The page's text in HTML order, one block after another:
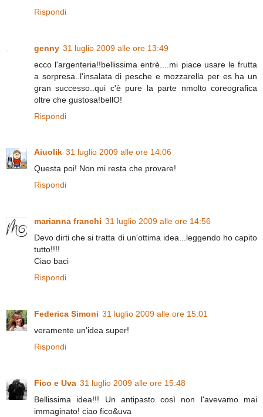
Rispondi
genny 31 luglio 2009 alle ore 13:49
ecco l'argenteria!!bellissima entrè....mi piace usare le frutta
a sorpresa..l'insalata di pesche e mozzarella per es ha un
gran successo..qui c'è pure la parte nmolto coreografica
oltre che gustosa!bellO!
Rispondi
Aiuolik 31 luglio 2009 alle ore 14:06
Questa poi! Non mi resta che provare!
Rispondi
marianna franchi 31 luglio 2009 alle ore 14:56
Devo dirti che si tratta di un'ottima idea...leggendo ho capito
tutto!!!!
Ciao baci
Rispondi
Federica Simoni 31 luglio 2009 alle ore 15:01
veramente un'idea super!
Rispondi
Fico e Uva 31 luglio 2009 alle ore 15:48
Bellissima idea!!! Un antipasto così non l'avevamo mai
immaginato! ciao fico&uva